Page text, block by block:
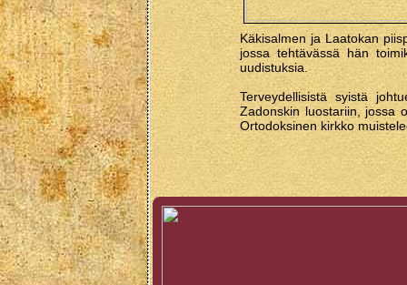
Käkisalmen ja Laatokan
jossa tehtävässä hän
uudistuksia.
Terveydellisistä syistä
Zadonskin luostariin, jossa
Ortodoksinen kirkko